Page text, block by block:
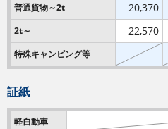
普通貨物～2t 20,370
2t～ 22,570
特殊キャンピング等
証紙
軽自動車